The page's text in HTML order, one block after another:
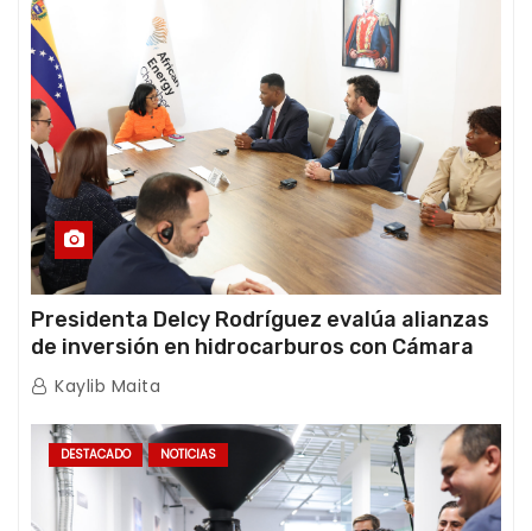
Presidenta Delcy Rodríguez evalúa alianzas
de inversión en hidrocarburos con Cámara
Africana de Energía
Kaylib Maita
DESTACADO NOTICIAS